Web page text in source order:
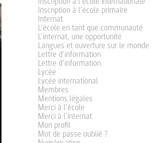
Inscription à l’école primaire
Internat
L’école en tant que communauté
L’internat, une opportunité
Langues et ouverture sur le monde
Lettre d’information
Lettre d’information
Lycée
Lycée international
Membres
Mentions légales
Merci à l’école
Merci à l’internat
Mon profil
Mot de passe oublié ?